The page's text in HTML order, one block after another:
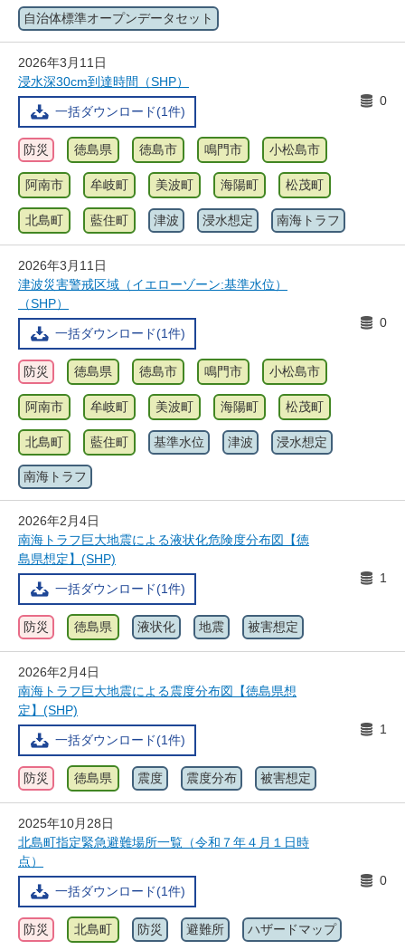
自治体標準オープンデータセット
2026年3月11日
浸水深30cm到達時間（SHP）
一括ダウンロード(1件)
0
防災 徳島県 徳島市 鳴門市 小松島市
阿南市 牟岐町 美波町 海陽町 松茂町
北島町 藍住町 津波 浸水想定 南海トラフ
2026年3月11日
津波災害警戒区域（イエローゾーン:基準水位）
（SHP）
一括ダウンロード(1件)
0
防災 徳島県 徳島市 鳴門市 小松島市
阿南市 牟岐町 美波町 海陽町 松茂町
北島町 藍住町 基準水位 津波 浸水想定
南海トラフ
2026年2月4日
南海トラフ巨大地震による液状化危険度分布図【徳
島県想定】(SHP)
一括ダウンロード(1件)
1
防災 徳島県 液状化 地震 被害想定
2026年2月4日
南海トラフ巨大地震による震度分布図【徳島県想
定】(SHP)
一括ダウンロード(1件)
1
防災 徳島県 震度 震度分布 被害想定
2025年10月28日
北島町指定緊急避難場所一覧（令和７年４月１日時
点）
一括ダウンロード(1件)
0
防災 北島町 防災 避難所 ハザードマップ